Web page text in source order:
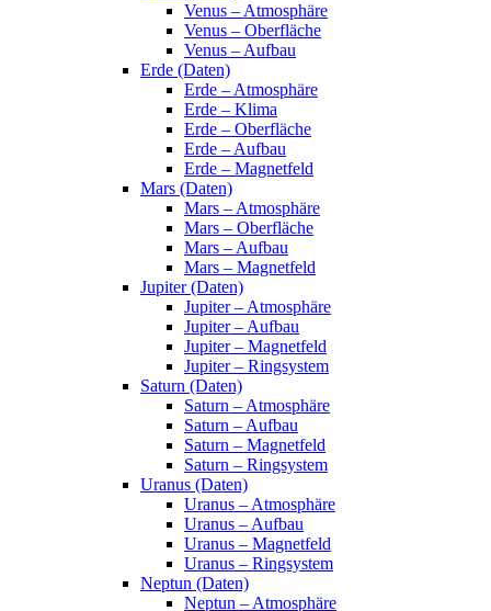
Venus – Atmosphäre
Venus – Oberfläche
Venus – Aufbau
Erde (Daten)
Erde – Atmosphäre
Erde – Klima
Erde – Oberfläche
Erde – Aufbau
Erde – Magnetfeld
Mars (Daten)
Mars – Atmosphäre
Mars – Oberfläche
Mars – Aufbau
Mars – Magnetfeld
Jupiter (Daten)
Jupiter – Atmosphäre
Jupiter – Aufbau
Jupiter – Magnetfeld
Jupiter – Ringsystem
Saturn (Daten)
Saturn – Atmosphäre
Saturn – Aufbau
Saturn – Magnetfeld
Saturn – Ringsystem
Uranus (Daten)
Uranus – Atmosphäre
Uranus – Aufbau
Uranus – Magnetfeld
Uranus – Ringsystem
Neptun (Daten)
Neptun – Atmosphäre